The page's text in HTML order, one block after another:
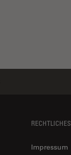
RECHTLICHES
Impressum